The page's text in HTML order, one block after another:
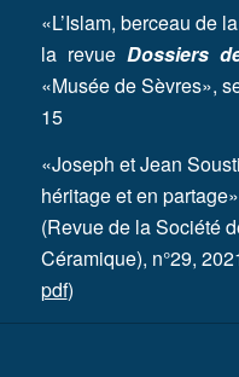
«L’Islam, berceau de
la revueDossiers
«Musée de Sèvres»,
15
«Joseph et Jean
héritage et en
(Revue de la Société
Céramique), n°29,
pdf)